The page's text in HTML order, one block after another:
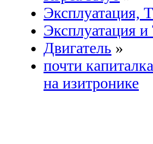
Эксплуатация,
Эксплуатация
Двигатель »
почти
на изитронике